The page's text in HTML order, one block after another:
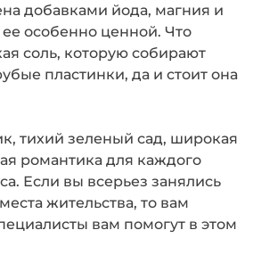
добавками йода, магния и
ее особенно ценной. Что
соль, которую собирают
пластинки, да и стоит она
тихий зеленый сад, широкая
романтика для каждого
Если вы всерьез занялись
жительства, то вам
вам помогут в этом